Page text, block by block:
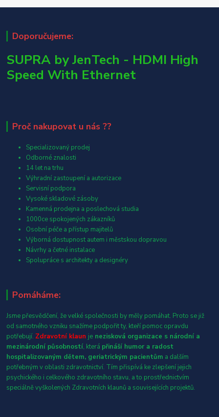
Doporučujeme:
SUPRA by JenTech - HDMI High
Speed With Ethernet
Proč nakupovat u nás ??
Specializovaný prodej
Odborné znalosti
14 let na trhu
Výhradní zastoupení a autorizace
Servisní podpora
Vysoké skladové zásoby
Kamenná prodejna a poslechová studia
1000ce spokojených zákazníků
Osobní péče a přístup majitelů
Výborná dostupnost autem i městskou dopravou
Návrhy a četné instalace
Spolupráce s architekty a designéry
Pomáháme:
Jsme přesvědčení, že velké společnosti by měly pomáhat. Proto se již
od samotného vzniku snažíme podpořit ty, kteří pomoc opravdu
potřebují. Zdravotní klaun je nezisková organizace s národní a
mezinárodní působností, která přináší humor a radost
hospitalizovaným dětem, geriatrickým pacientům a dalším
potřebným v oblasti zdravotnictví. Tím přispívá ke zlepšení jejich
psychického i celkového zdravotního stavu, a to prostřednictvím
speciálně vyškolených Zdravotních klaunů a souvisejících projektů.